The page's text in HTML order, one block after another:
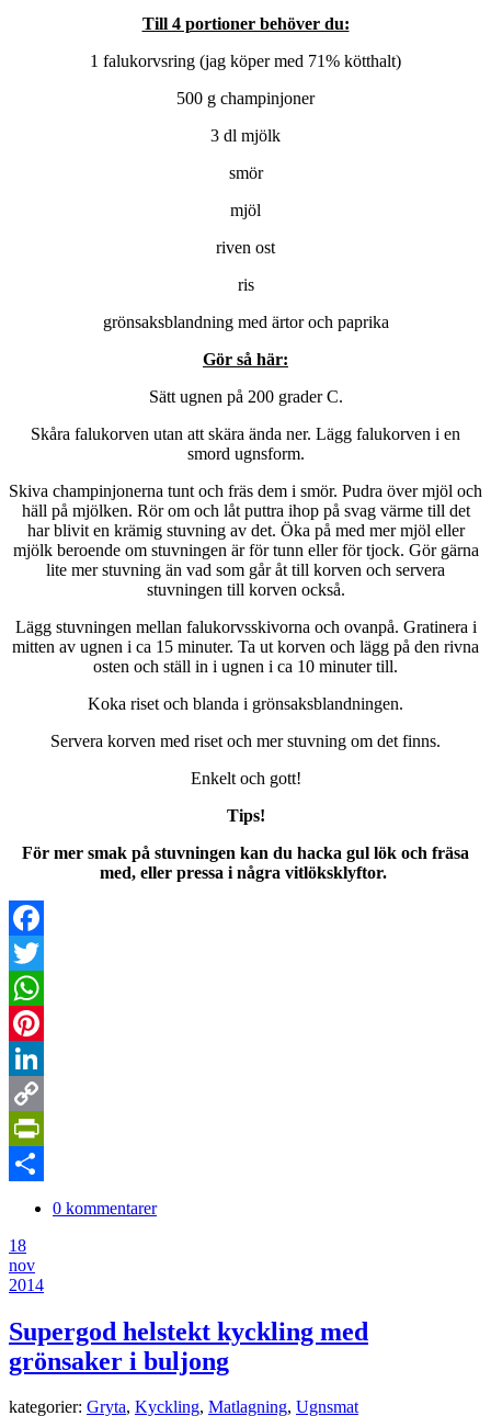
Till 4 portioner behöver du:
1 falukorvsring (jag köper med 71% kötthalt)
500 g champinjoner
3 dl mjölk
smör
mjöl
riven ost
ris
grönsaksblandning med ärtor och paprika
Gör så här:
Sätt ugnen på 200 grader C.
Skåra falukorven utan att skära ända ner. Lägg falukorven i en
smord ugnsform.
Skiva champinjonerna tunt och fräs dem i smör. Pudra över mjöl och
häll på mjölken. Rör om och låt puttra ihop på svag värme till det
har blivit en krämig stuvning av det. Öka på med mer mjöl eller
mjölk beroende om stuvningen är för tunn eller för tjock. Gör gärna
lite mer stuvning än vad som går åt till korven och servera
stuvningen till korven också.
Lägg stuvningen mellan falukorvsskivorna och ovanpå. Gratinera i
mitten av ugnen i ca 15 minuter. Ta ut korven och lägg på den rivna
osten och ställ in i ugnen i ca 10 minuter till.
Koka riset och blanda i grönsaksblandningen.
Servera korven med riset och mer stuvning om det finns.
Enkelt och gott!
Tips!
För mer smak på stuvningen kan du hacka gul lök och fräsa
med, eller pressa i några vitlöksklyftor.
Facebook
Twitter
WhatsApp
Pinterest
LinkedIn
Copy
Link
PrintFriendly
0 kommentarer
18
nov
2014
Supergod helstekt kyckling med
grönsaker i buljong
kategorier: Gryta, Kyckling, Matlagning, Ugnsmat